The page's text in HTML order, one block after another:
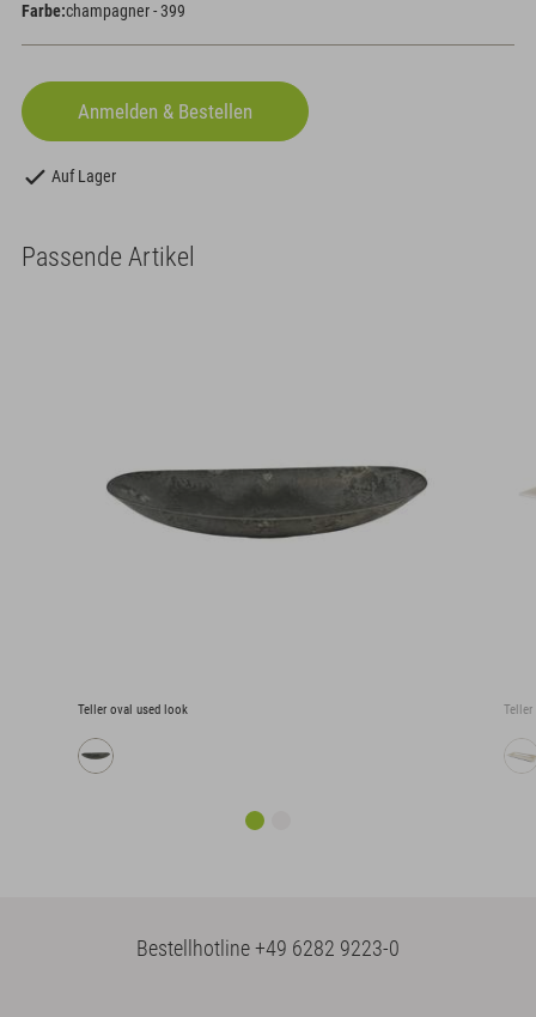
Farbe:champagner - 399
Auf Lager
Passende Artikel
Teller oval used look Teller
Bestellhotline+49 6282 9223-0